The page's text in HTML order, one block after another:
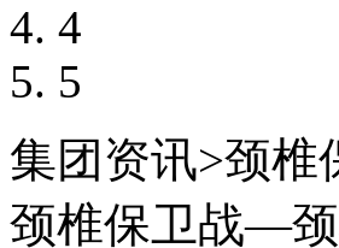
4
5
集团资讯>颈椎
颈椎保卫战—